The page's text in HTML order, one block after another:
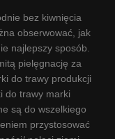
bez kiwnięcia
obserwować, jak
najlepszy sposób.
pielęgnację za
do trawy produkcji
do trawy marki
są do wszelkiego
przystosować